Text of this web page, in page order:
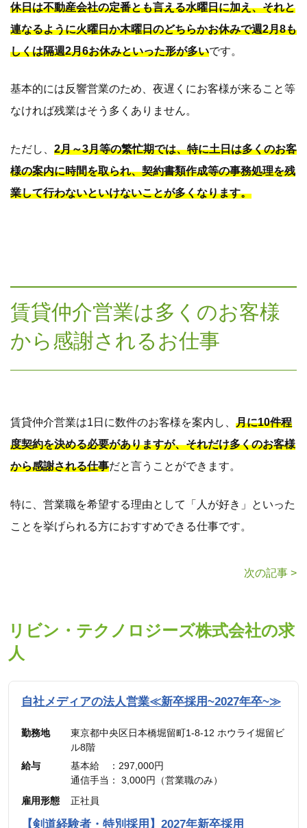
休日は不動産会社の定番とも言える水曜日に加え、それと
連なるように火曜日か木曜日のどちらかお休みで週2月8も
しくは隔週2月6お休みといった形が多いです。
基本的には反響営業のため、夜遅くにお客様が来ること等
なければ残業はそう多くありません。
ただし、 2月～3月等の繁忙期では、特に土日は多くのお客
様の案内に時間を取られ、契約書類作成等の事務処理を残
業して行わないといけないことが多くなります。
賃貸仲介営業は多くのお客様
から感謝されるお仕事
賃貸仲介営業は1日に数件のお客様を案内し、 月に10件程
度契約を決める必要がありますが、それだけ多くのお客様
から感謝される仕事だと言うことができます。
特に、営業職を希望する理由として「人が好き」といった
ことを挙げられる方におすすめできる仕事です。
次の記事 >
リビン・テクノロジーズ株式会社の求
人
自社メディアの法人営業≪新卒採用~2027年卒~≫
勤務地
東京都中央区日本橋堀留町1-8-12 ホウライ堀留ビ
ル8階
給与
基本給 ：297,000円
通信手当： 3,000円（営業職のみ）
———————————
合計 ：300,000円 ＋ インセンティブ
※45時間分の見込み残業代(77,700円)を含む
雇用形態 正社員
【剣道経験者・特別採用】2027年新卒採用